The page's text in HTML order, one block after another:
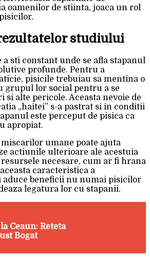
oamenilor de stiinta, joaca un rol
studiului
sti constant unde se afla stapanul
profunde. Pentru a
pisicile trebuiau sa mentina o
grupul lor social pentru a se
si alte pericole. Aceasta nevoie de
„haitei” s-a pastrat si in conditii
este perceput de pisica ca
apropiat.
umane poate ajuta
actiunile ulterioare ale acestuia
necesare, cum ar fi hrana
caracteristica a
beneficii nu numai pisicilor
legatura lor cu stapanii.
Ceaun: Reteta
Bogat